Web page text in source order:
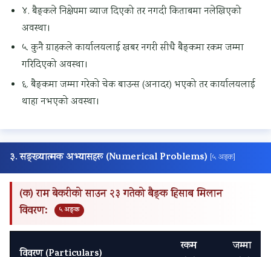
४. बैङ्कले निक्षेपमा ब्याज दिएको तर नगदी किताबमा नलेखिएको
अवस्था।
५. कुनै ग्राहकले कार्यालयलाई खबर नगरी सीधै बैङ्कमा रकम जम्मा
गरिदिएको अवस्था।
६. बैङ्कमा जम्मा गरेको चेक बाउन्स (अनादर) भएको तर कार्यालयलाई
थाहा नभएको अवस्था।
३. सङ्ख्यात्मक अभ्यासहरू (Numerical Problems) [५ अङ्क]
(क) राम बेकरीको साउन २३ गतेको बैङ्क हिसाब मिलान
विवरण:
५ अङ्क
रकम
जम्मा